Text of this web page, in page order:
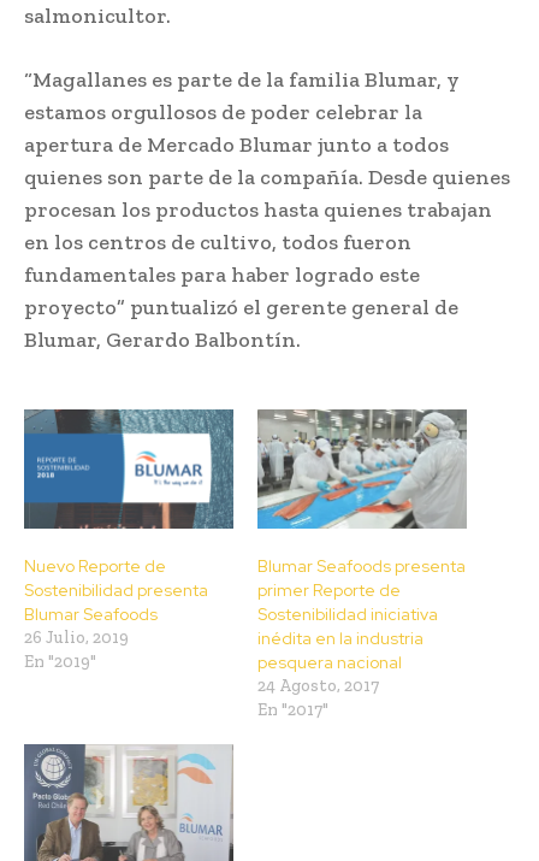
salmonicultor.
“Magallanes es parte de la familia Blumar, y
estamos orgullosos de poder celebrar la
apertura de Mercado Blumar junto a todos
quienes son parte de la compañía. Desde quienes
procesan los productos hasta quienes trabajan
en los centros de cultivo, todos fueron
fundamentales para haber logrado este
proyecto” puntualizó el gerente general de
Blumar, Gerardo Balbontín.
Nuevo Reporte de
Sostenibilidad presenta
Blumar Seafoods
26 Julio, 2019
En "2019"
Blumar Seafoods presenta
primer Reporte de
Sostenibilidad iniciativa
inédita en la industria
pesquera nacional
24 Agosto, 2017
En "2017"